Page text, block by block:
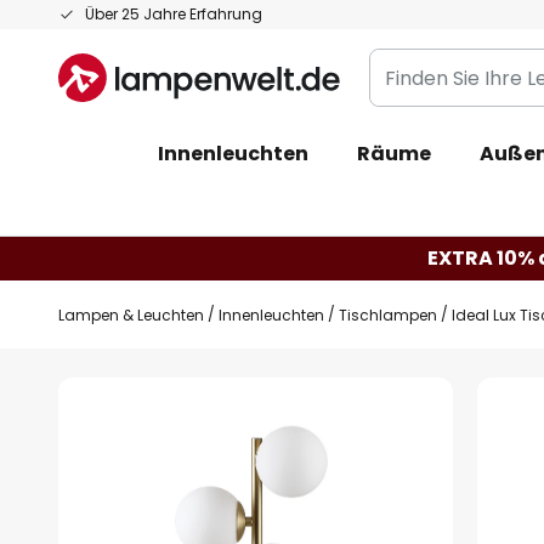
Über 25 Jahre Erfahrung
Zum
springen
Finden
Sie
Leuchte...
Innenleuchten Räume
EXTRA
Lampen & Leuchten Innenleuchten Tischlampen Ideal Lux